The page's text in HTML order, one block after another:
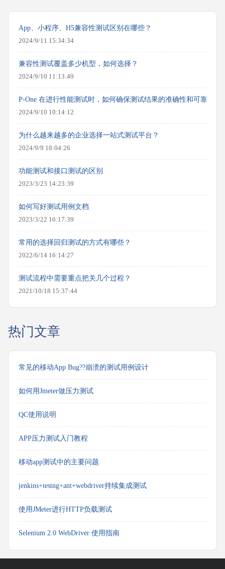
App、小程序、H5兼容性测试区别在哪些？
2024/9/11 15:34:34
兼容性测试覆盖多少机型，如何选择？
2024/9/10 11:13:49
P-One 在进行性能测试时，如何确保测试结果的准确性和可靠性？
2024/9/10 10:14:12
为什么越来越多的企业选择一站式测试平台？
2024/9/9 18:04:26
功能测试和接口测试的区别
2023/3/23 14:23:39
如何写好测试用例文档
2023/3/22 16:17:39
常用的选择回归测试的方式有哪些？
2022/6/14 16:14:27
测试流程中需要重点把关几个过程？
2021/10/18 15:37:44
热门文章
常见的移动App Bug??崩溃的测试用例设计
如何用Jmeter做压力测试
QC使用说明
APP压力测试入门教程
移动app测试中的主要问题
jenkins+testng+ant+webdriver持续集成测试
使用JMeter进行HTTP负载测试
Selenium 2.0 WebDriver 使用指南